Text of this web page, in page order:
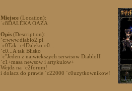
Miejsce (Location):
˙c8DALEKA OAZA
Opis (Description):
˙c:www.diablo2.pl
˙c0Tak ˙c4Daleko˙c0...
˙c0...A tak Blisko
˙c"Jeden z najwiekszych serwisow DiabloII
˙c1+masa newsow i artykulow+
Wejdz na ˙c2forum!
i dolacz do prawie ˙c22000 ˙c0uzytkownikow!